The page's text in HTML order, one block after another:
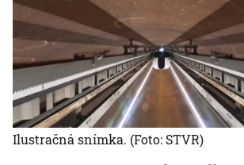
Ilustračná snímka. (Foto: STVR)